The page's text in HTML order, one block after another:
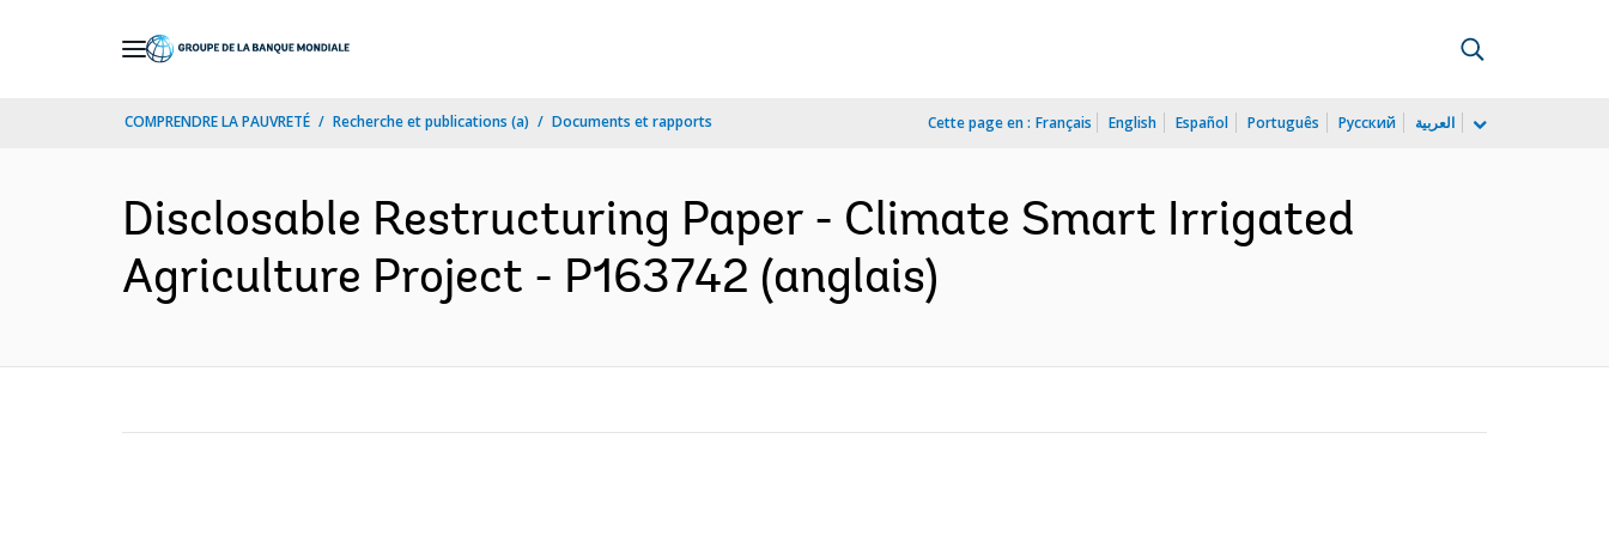
COMPRENDRE LA PAUVRETÉ Recherche et publications (a) Documents et rapports Cette page en : Français English Español Português Русский العربية
Disclosable Restructuring Paper - Climate Smart Irrigated
Agriculture Project - P163742 (anglais)